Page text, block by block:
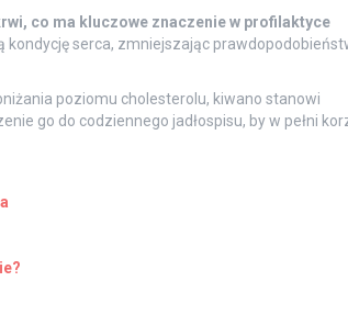
co ma kluczowe znaczenie w profilaktyce
kondycję serca, zmniejszając
poziomu cholesterolu, kiwano stanowi
go do codziennego jadłospisu, by w pełni